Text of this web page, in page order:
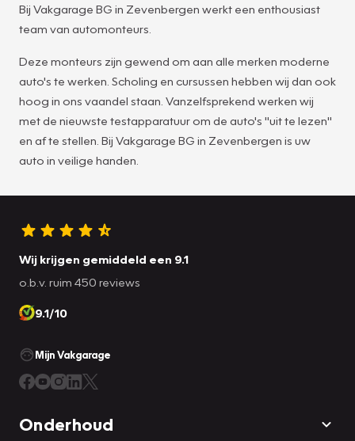
Bij Vakgarage BG in Zevenbergen werkt een enthousiast
team van automonteurs.
Deze monteurs zijn gewend om aan alle merken moderne
auto's te werken. Scholing en cursussen hebben wij dan ook
hoog in ons vaandel staan. Vanzelfsprekend werken wij
met de nieuwste testapparatuur om de auto's "uit te lezen"
en af te stellen. Bij Vakgarage BG in Zevenbergen is uw
auto in veilige handen.
Wij krijgen gemiddeld een 9.1
o.b.v. ruim 450 reviews
9.1/10
Mijn Vakgarage
Onderhoud